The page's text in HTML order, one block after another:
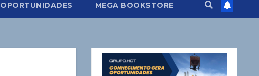
OPORTUNIDADES MEGA BOOKSTORE